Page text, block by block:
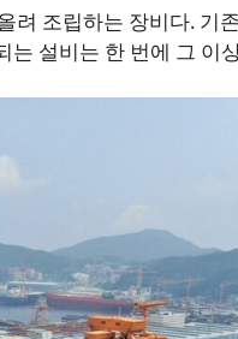
려 조립하는 장비다. 기
설비는 한 번에 그 이